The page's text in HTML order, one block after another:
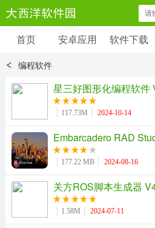
安卓应用 软件下载
6179 款应用
39 款应用
首页 安卓应用 软件下载
编程软件
117.73M 2024-10-14
177.22 MB 2024-08-16
1.58M 2024-07-11